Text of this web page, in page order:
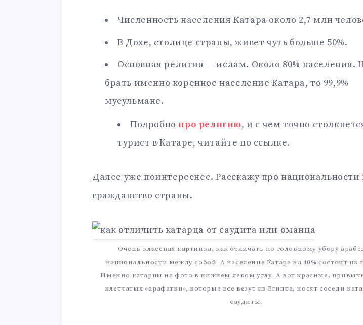
Численность населения Катара около 2,7 млн
В Дохе, столице страны, живет чуть больше 50%.
Основная религия — ислам. Около 80% населения.
брать именно коренное население Катара, то 99,9%
мусульмане.
Подробно про религию, и с чем точно
турист в Катаре, читайте по ссылке.
Далее уже поинтереснее. Расскажу про национальности
гражданство страны.
Очень классная картинка, как отличать по головному убору
национальности между собой. А население Катара на 40% состоит из
Именно катарцы на фото в нижнем левом углу. А вот красные,
клетчатых «арафатки», которые все везут из Египта, носят соседи
саудиты.